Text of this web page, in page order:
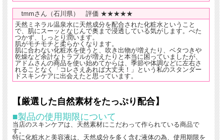
tmmさん（石川県） 評価 ★★★★★
天然ミネラル温泉水に天然成分を配合された化粧水ということ
で、肌にスーッとなじんで奥まで浸透している気がします。べた
つかず、しっとり潤います。
肌がモチモチと柔らかくなります。
肌に合わない化粧水を使うと、吹き出物が増えたり、ベタつきや
乾燥など余計なトラブルが増えたりと本当に困っていましたが、
アドムさんの商品を使い始めてからは、季節や体調などに左右さ
れることなく「コレさえあれば大丈夫！」という私のスタンダー
ドスキンケアに出会えたと思っています。
【厳選した自然素材をたっぷり配合】
■製品の使用期限について
当店のスキンケアは、天然素材にこだわって作られている商品で
す。
特に化粧水と美容液は、天然成分を多く含む液体の為、使用期限を